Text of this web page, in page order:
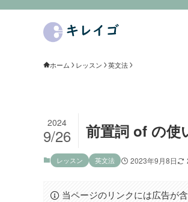
ホーム レッスン 英文法
前置詞 of の使
2024
9/26
レッスン 英文法 2023年9月8日
当ページのリンクには広告が含